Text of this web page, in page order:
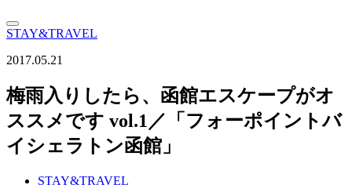
STAY&TRAVEL
2017.05.21
梅雨入りしたら、函館エスケープがオ
ススメです vol.1／「フォーポイントバ
イシェラトン函館」
STAY&TRAVEL